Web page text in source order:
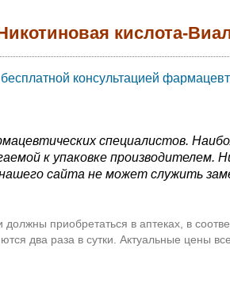
кислота-
бесплатной консультацией
специалистов.
к упаковке производителем.
сайта не может служить
приобретаться в аптеках, в
два раза в сутки. Актуальные цены